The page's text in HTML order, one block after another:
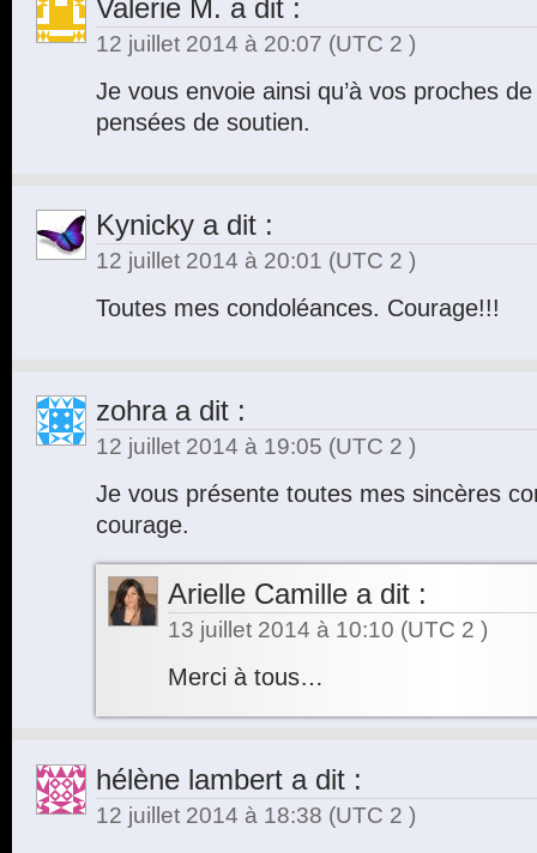
Valerie M. a dit :
12 juillet 2014 à 20:07 (UTC 2 )
Je vous envoie ainsi qu’à vos proches
pensées de soutien.
Kynicky a dit :
12 juillet 2014 à 20:01 (UTC 2 )
Toutes mes condoléances. Courage!!!
zohraa dit :
12 juillet 2014 à 19:05 (UTC 2 )
Je vous présente toutes mes sincères
courage.
Arielle Camille a dit :
13 juillet 2014 à 10:10 (UTC 2 )
Merci à tous…
hélène lambert a dit :
12 juillet 2014 à 18:38 (UTC 2 )